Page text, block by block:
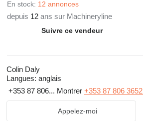
En stock: 12 annonces
depuis 12 ans sur Machineryline
Suivre ce vendeur
Colin Daly
Langues: anglais
+353 87 806... Montrer +353 87 806 3652
Appelez-moi